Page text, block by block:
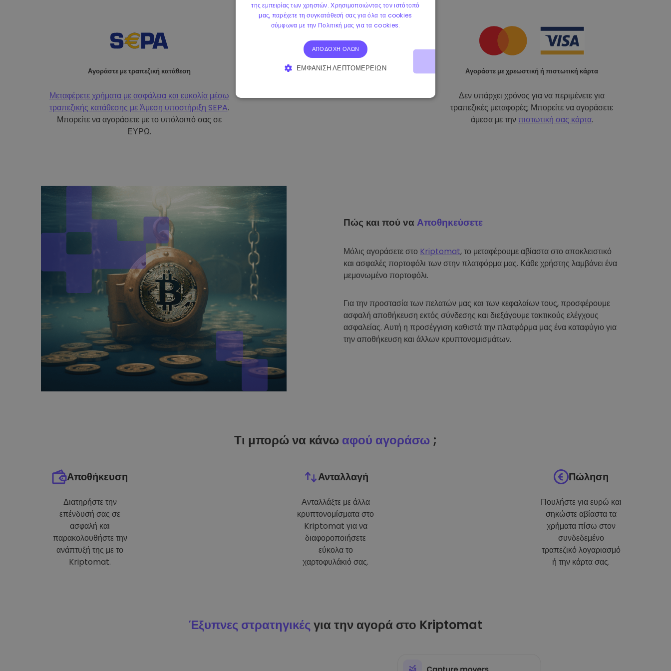
Αγοράστε με τραπεζική κατάθεση
Μεταφέρετε χρήματα με ασφάλεια και ευκολία μέσω
τραπεζικής κατάθεσης μεΆμεση υποστήριξη SEPA.
Μπορείτε να αγοράσετε με το υπόλοιπό σας σε
ΕΥΡΩ.
Αγοράστε με χρεωστική ή πιστωτική κάρτα
Δεν υπάρχει χρόνος για να περιμένετε για
τραπεζικές μεταφορές; Μπορείτε να αγοράσετε
άμεσα με τηνπιστωτική σας κάρτα.
Πώς και πού ναΑποθηκεύσετε
Μόλις αγοράσετε στο Kriptomat, το μεταφέρουμε αβίαστα στο αποκλειστικό
και ασφαλές πορτοφόλι των στην πλατφόρμα μας. Κάθε χρήστης λαμβάνει ένα
μεμονωμένο πορτοφόλι.
Για την προστασία των πελατών μας και των κεφαλαίων τους, προσφέρουμε
ασφαλή αποθήκευση εκτός σύνδεσης και διεξάγουμε τακτικούς ελέγχους
ασφαλείας. Αυτή η προσέγγιση καθιστά την πλατφόρμα μας ένα καταφύγιο για
την αποθήκευση και άλλων κρυπτονομισμάτων.
Τι μπορώ να κάνω αφού αγοράσω ;
Αποθήκευση
Διατηρήστε την
επένδυσή σας σε
ασφαλή και
παρακολουθήστε την
ανάπτυξή της με το
Kriptomat.
Ανταλλαγή
Ανταλλάξτε με άλλα
κρυπτονομίσματα στο
Kriptomat για να
διαφοροποιήσετε
εύκολα το
χαρτοφυλάκιό σας.
Πώληση
Πουλήστε για ευρώ και
σηκώστε αβίαστα τα
χρήματα πίσω στον
συνδεδεμένο
τραπεζικό λογαριασμό
ή την κάρτα σας.
Έξυπνες στρατηγικέςγια την αγορά στο Kriptomat
της εμπειρίας των χρηστών. Χρησιμοποιώντας τον ιστότοπό
μας, παρέχετε τη συγκατάθεσή σας για όλα τα cookies
σύμφωνα με την Πολιτική μας για τα cookies.
ΑΠΟΔΟΧΉ ΌΛΩΝ
ΕΜΦΆΝΙΣΗ ΛΕΠΤΟΜΕΡΕΙΏΝ